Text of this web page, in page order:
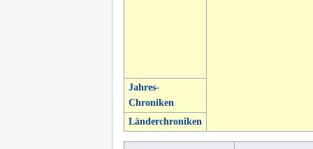
Jahres-
Chroniken
Länderchroniken